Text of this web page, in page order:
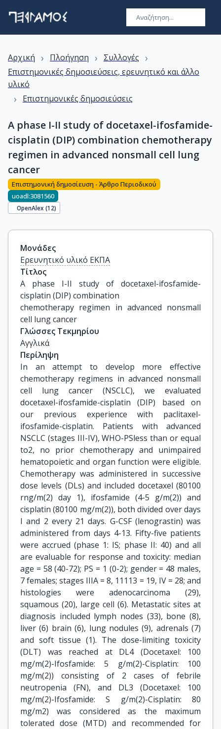
Αρχική › Πλοήγηση › Συλλογές ›
Επιστημονικές δημοσιεύσεις, ερευνητικό και άλλο
υλικό
› Επιστημονικές δημοσιεύσεις
A phase I-II study of docetaxel-ifosfamide-
cisplatin (DIP) combination chemotherapy
regimen in advanced nonsmall cell lung
cancer
Επιστημονική δημοσίευση - Άρθρο Περιοδικού
uoadl:3081560
OpenAlex (12)
Μονάδες
Ερευνητικό υλικό ΕΚΠΑ
Τίτλος
A phase I-II study of docetaxel-ifosfamide-
cisplatin (DIP) combination
chemotherapy regimen in advanced nonsmall
cell lung cancer
Γλώσσες Τεκμηρίου
Αγγλικά
Περίληψη
In an attempt to develop more effective
chemotherapy regimens in advanced nonsmall
cell lung cancer (NSCLC), we evaluated
docetaxel-ifosfamide-cisplatin (DIP) based on
our previous experience with paclitaxel-
ifosfamide-cisplatin. Patients with advanced
NSCLC (stages III-IV), WHO-PSless than or equal
to2, no prior chemotherapy and unimpaired
hematopoietic and organ function were eligible.
Chemotherapy was administered in successive
dose levels (DLs) and included docetaxel (80100
rng/m(2) day 1), ifosfamide (4-5 g/m(2)) and
cisplatin (80100 mg/m(2)), both divided over days
I and 2 every 21 days. G-CSF (lenograstin) was
administered from days 4-13. Fifty-five patients
were accrued (phase 1: IS; phase II: 40) and all
are evaluable for response and toxicity: median
age = 58 (40-72); PS = 1 (0-2); gender = 48 males,
7 females; stages IIIA = 8, 11113 = 19, IV = 28; and
histologies were adenocarcinoma (29),
squamous (20), large cell (6). Metastatic sites at
diagnosis included lymph nodes (33), bone (8),
liver (6) brain (6), lung nodules (9), adrenals (7)
and soft tissue (1). The dose-limiting toxicity
(DLT) was reached at DL4 (Docetaxel: 100
mg/m(2)-Ifosfamide: 5 g/m(2)-Cisplatin: 100
mg/m(2)) consisting of 2 cases of febrile
neutropenia (FN), and DL3 (Docetaxel: 100
mg/m(2)-Ifosfamide: S g/m(2)-Cisplatin: 80
mg/m2) was considered as the maximum
tolerated dose (MTD) and recommended for